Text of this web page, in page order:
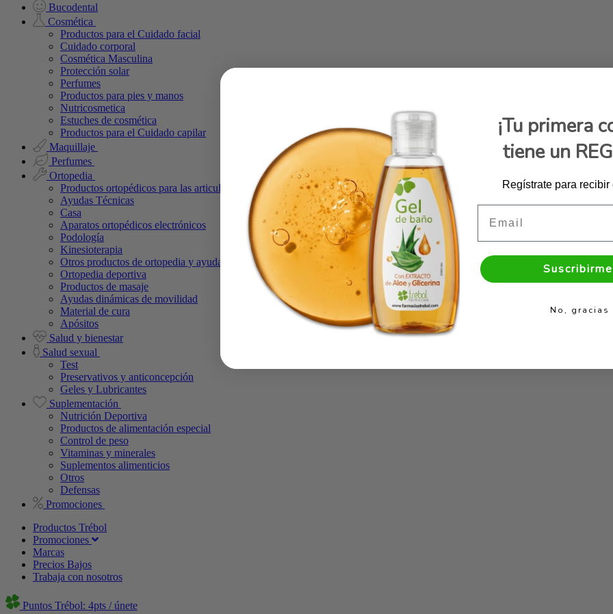
Bucodental
Cosmética
Productos para el Cuidado facial
Cuidado corporal
Cosmética Masculina
Protección solar
Perfumes
Productos para pies y manos
Nutricosmetica
Estuches de cosmética
Productos para el Cuidado capilar
Maquillaje
Perfumes
Ortopedia
Productos ortopédicos para las articulaciones
Ayudas Técnicas
Casa
Aparatos ortopédicos electrónicos
Podología
Kinesioterapia
Otros productos de ortopedia y ayudas técnicas
Ortopedia deportiva
Productos de masaje
Ayudas dinámicas de movilidad
Material de cura
Apósitos
Salud y bienestar
Salud sexual
Test
Preservativos y anticoncepción
Geles y Lubricantes
Suplementación
Nutrición Deportiva
Productos de alimentación especial
Control de peso
Vitaminas y minerales
Suplementos alimenticios
Otros
Defensas
Promociones
Productos Trébol
Promociones
Marcas
Precios Bajos
Trabaja con nosotros
Puntos Trébol: 4pts / únete
¡Tu primera
tiene un
Regístrate para
No, gracias